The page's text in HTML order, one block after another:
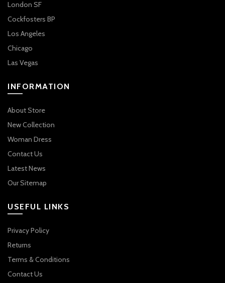
London SF
Cockfosters BP
Los Angeles
Chicago
Las Vegas
INFORMATION
About Store
New Collection
Woman Dress
Contact Us
Latest News
Our Sitemap
USEFUL LINKS
Privacy Policy
Returns
Terms & Conditions
Contact Us